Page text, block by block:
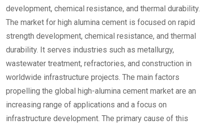
development, chemical resistance, and thermal durability.
The market for high alumina cement is focused on rapid
strength development, chemical resistance, and thermal
durability. It serves industries such as metallurgy,
wastewater treatment, refractories, and construction in
worldwide infrastructure projects. The main factors
propelling the global high-alumina cement market are an
increasing range of applications and a focus on
infrastructure development. The primary cause of this